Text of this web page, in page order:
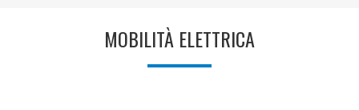
MOBILITÀ ELETTRICA